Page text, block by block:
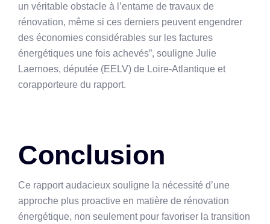
un véritable obstacle à l’entame de travaux de
rénovation, même si ces derniers peuvent engendrer
des économies considérables sur les factures
énergétiques une fois achevés”, souligne Julie
Laernoes, députée (EELV) de Loire-Atlantique et
corapporteure du rapport.
Conclusion
Ce rapport audacieux souligne la nécessité d’une
approche plus proactive en matière de rénovation
énergétique, non seulement pour favoriser la transition